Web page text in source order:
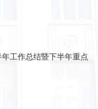
工作总结暨下半年重点